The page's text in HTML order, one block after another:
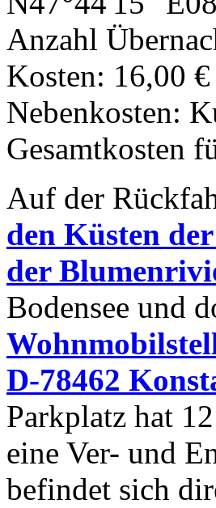
Anzahl
Kosten: 16,00 €
Nebenkosten:
Gesamtkosten
Auf der
den Küsten
der
Bodensee und
D-78462
Parkplatz hat
eine Ver- und
befindet sich